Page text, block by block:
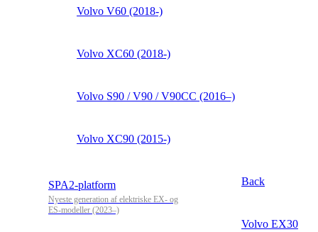
Volvo V60 (2018-)
Volvo XC60 (2018-)
Volvo S90 / V90 / V90CC (2016–)
Volvo XC90 (2015-)
SPA2-platform
Nyeste generation af elektriske EX- og
ES-modeller (2023–)
Back
Volvo EX30